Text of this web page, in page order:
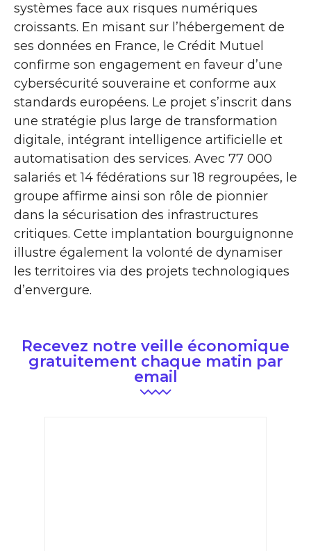
systèmes face aux risques numériques
croissants. En misant sur l’hébergement de
ses données en France, le Crédit Mutuel
confirme son engagement en faveur d’une
cybersécurité souveraine et conforme aux
standards européens. Le projet s’inscrit dans
une stratégie plus large de transformation
digitale, intégrant intelligence artificielle et
automatisation des services. Avec 77 000
salariés et 14 fédérations sur 18 regroupées, le
groupe affirme ainsi son rôle de pionnier
dans la sécurisation des infrastructures
critiques. Cette implantation bourguignonne
illustre également la volonté de dynamiser
les territoires via des projets technologiques
d’envergure.
Recevez notre veille économique
gratuitement chaque matin par
email